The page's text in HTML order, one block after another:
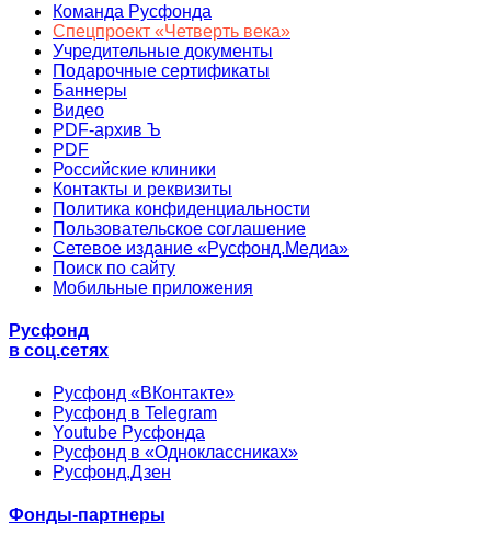
Команда Русфонда
Спецпроект «Четверть века»
Учредительные документы
Подарочные сертификаты
Баннеры
Видео
PDF-архив Ъ
PDF
Российские клиники
Контакты и реквизиты
Политика конфиденциальности
Пользовательское соглашение
Сетевое издание «Русфонд.Медиа»
Поиск по сайту
Мобильные приложения
Русфонд
в соц.сетях
Русфонд «ВКонтакте»
Русфонд в Telegram
Youtube Русфонда
Русфонд в «Одноклассниках»
Русфонд.Дзен
Фонды-партнеры